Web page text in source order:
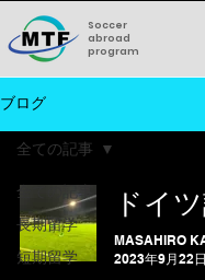
Soccer
abroad
program
ブログ
全ての記事
長期留学
短期留学
全ての記事
ドイ
MASAHIRO
2023年9月22日